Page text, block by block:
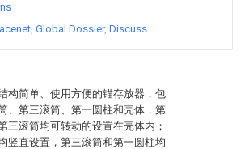
构简单、使用方便的锚存放器，包
、第三滚筒、第一圆柱和壳体，第
三滚筒均可转动的设置在壳体内；
竖直设置，第三滚筒和第一圆柱均
Global Dossier Discuss